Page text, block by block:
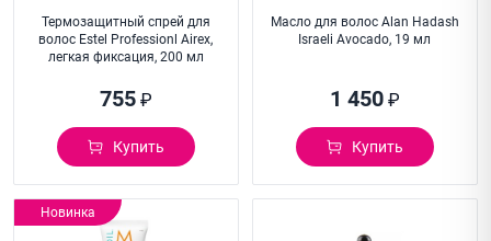
Термозащитный спрей для
волос Estel Professionl Airex,
легкая фиксация, 200 мл
755₽
Купить
Масло для волос Alan Hadash
Israeli Avocado, 19 мл
1 450₽
Купить
Новинка